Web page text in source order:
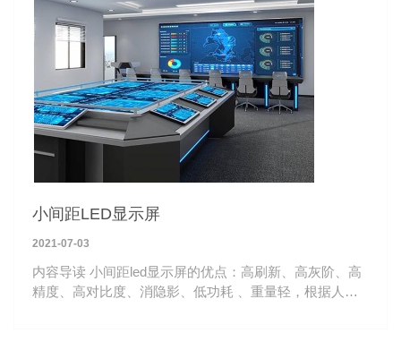
小间距LED显示屏
2021-07-03
内容导读 小间距led显示屏的优点：高刷新、高灰阶、高
精度、高对比度、消隐影、低功耗 、重量轻，根据人体